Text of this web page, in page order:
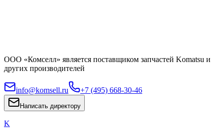
ООО «Комселл» является поставщиком запчастей Komatsu и
других производителей
info@komsell.ru +7 (495) 668-30-46
Написать директору
K